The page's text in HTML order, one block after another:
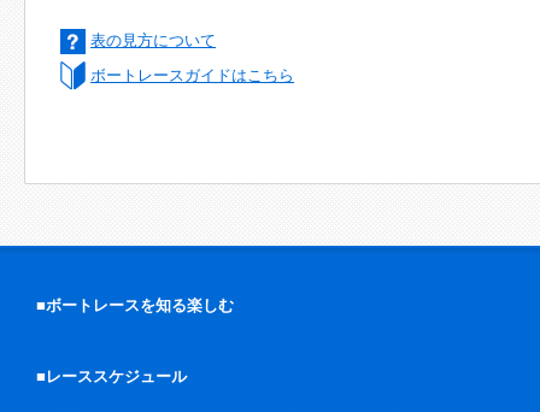
表の見方について
ボートレースガイドはこちら
■ボートレースを知る楽しむ
■レーススケジュール